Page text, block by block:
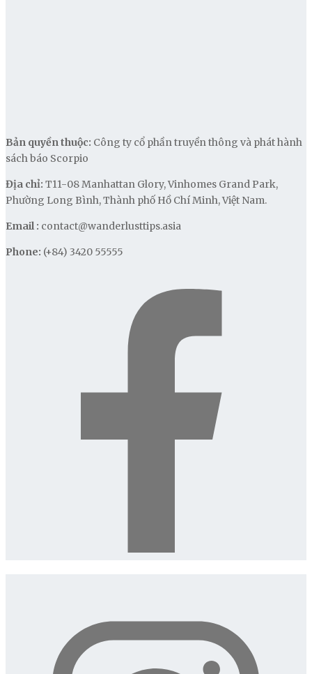
Bản quyền thuộc: Công ty cổ phần truyền thông và phát hành
sách báo Scorpio
Địa chỉ: T11-08 Manhattan Glory, Vinhomes Grand Park,
Phường Long Bình, Thành phố Hồ Chí Minh, Việt Nam.
Email : contact@wanderlusttips.asia
Phone: (+84) 3420 55555